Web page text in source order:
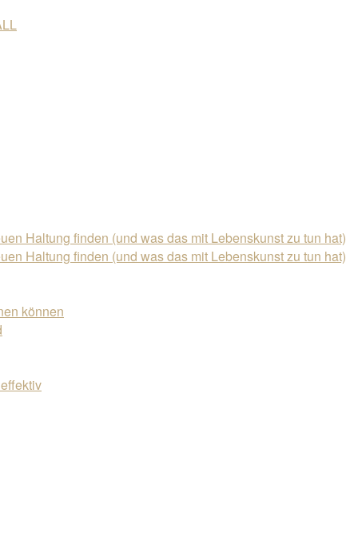
Haltung finden (und was das mit Lebenskunst zu tun hat)
Haltung finden (und was das mit Lebenskunst zu tun hat)
können